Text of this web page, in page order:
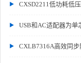
CXSD2211低功耗低
USB和AC适配器为单
CXLB7316A高效同